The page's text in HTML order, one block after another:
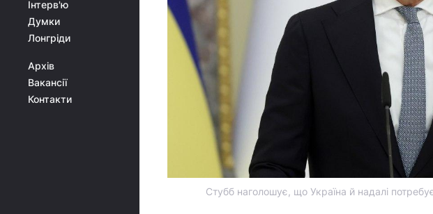
Інтерв'ю
Думки
Лонгріди
Архів
Вакансії
Контакти
Стубб наголошує, що Україна й надалі